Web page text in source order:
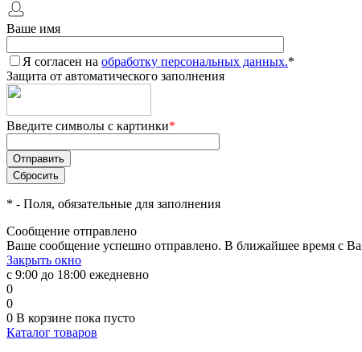
Ваше имя
Я согласен на обработку персональных данных.*
Защита от автоматического заполнения
Введите символы с картинки*
* - Поля, обязательные для заполнения
Сообщение отправлено
Ваше сообщение успешно отправлено. В ближайшее время с
Закрыть окно
с 9:00 до 18:00 ежедневно
0
0
0 В корзине пока пусто
Каталог товаров